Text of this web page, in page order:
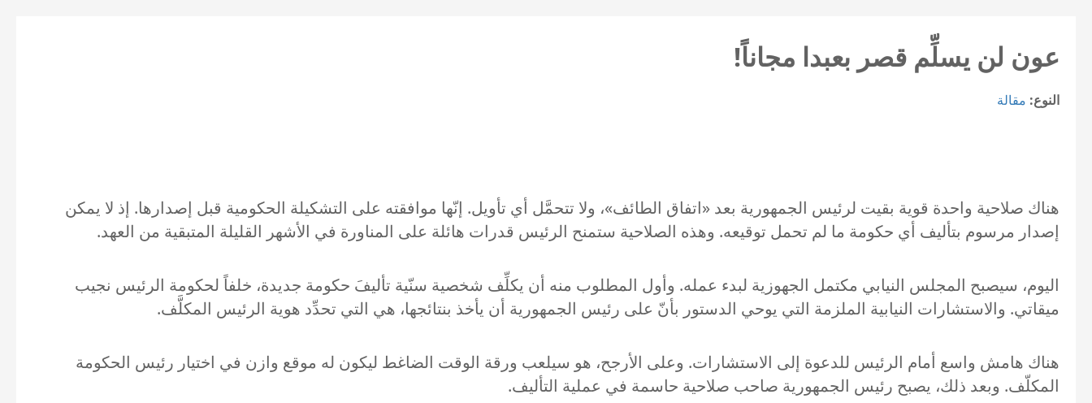
عون لن يسلِّم قصر بعبدا مجاناً!
النوع: مقالة
هناك صلاحية واحدة قوية بقيت لرئيس الجمهورية بعد «اتفاق الطائف»، ولا تتحمَّل أي تأويل. إنّها موافقته على التشكيلة الحكومية قبل إصدارها. إذ لا يمكن
إصدار مرسوم بتأليف أي حكومة ما لم تحمل توقيعه. وهذه الصلاحية ستمنح الرئيس قدرات هائلة على المناورة في الأشهر القليلة المتبقية من العهد.
اليوم، سيصبح المجلس النيابي مكتمل الجهوزية لبدء عمله. وأول المطلوب منه أن يكلِّف شخصية سنّية تأليفَ حكومة جديدة، خلفاً لحكومة الرئيس نجيب
ميقاتي. والاستشارات النيابية الملزمة التي يوحي الدستور بأنّ على رئيس الجمهورية أن يأخذ بنتائجها، هي التي تحدِّد هوية الرئيس المكلَّف.
هناك هامش واسع أمام الرئيس للدعوة إلى الاستشارات. وعلى الأرجح، هو سيلعب ورقة الوقت الضاغط ليكون له موقع وازن في اختيار رئيس الحكومة
المكلّف. وبعد ذلك، يصبح رئيس الجمهورية صاحب صلاحية حاسمة في عملية التأليف.